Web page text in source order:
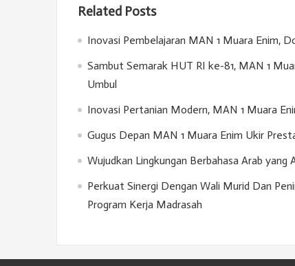
Related Posts
Inovasi Pembelajaran MAN 1 Muara Enim,
Sambut Semarak HUT RI ke-81, MAN 1
Umbul
Inovasi Pertanian Modern, MAN 1 Muara
Gugus Depan MAN 1 Muara Enim Ukir
Wujudkan Lingkungan Berbahasa Arab
Perkuat Sinergi Dengan Wali Murid Dan
Program Kerja Madrasah